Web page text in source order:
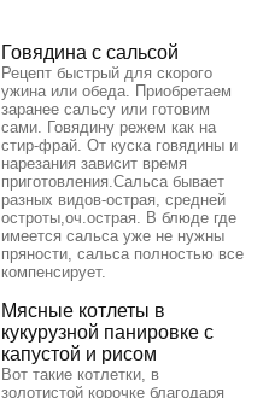
Говядина с сальсой
Рецепт быстрый для скорого
ужина или обеда. Приобретаем
заранее сальсу или готовим
сами. Говядину режем как на
стир-фрай. От куска говядины и
нарезания зависит время
приготовления.Сальса бывает
разных видов-острая, средней
остроты,оч.острая. В блюде где
имеется сальса уже не нужны
пряности, сальса полностью все
компенсирует.
Мясные котлеты в
кукурузной панировке с
капустой и рисом
Вот такие котлетки, в
золотистой корочке благодаря